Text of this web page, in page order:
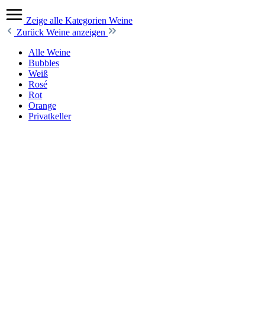
Zeige alle Kategorien Weine
Zurück Weine anzeigen
Alle Weine
Bubbles
Weiß
Rosé
Rot
Orange
Privatkeller